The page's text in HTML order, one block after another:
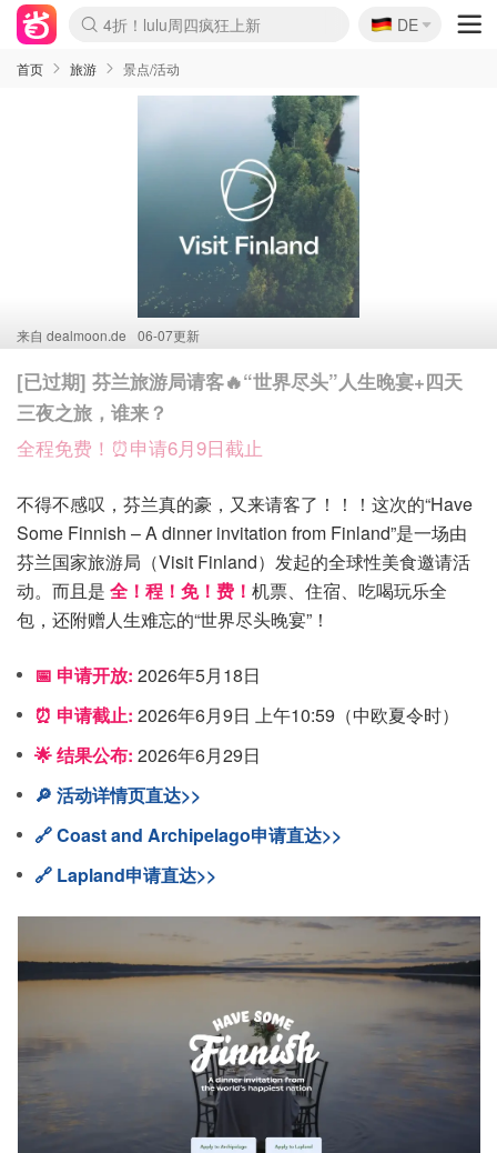
Boticinal 夏促开抢！
4折！lulu周四疯狂上新
还没结束！&OtherStories大促
Joybuy变相75折 随时失效
速领！Stanley独家85折
疑似霸哥！Camper额外叠85折
Zalando 奥莱闪促！每日更新
Moncler反季囤！5折起+叠9折
Coach Brooklyn仅€192
🇩🇪
DE
首页 旅游 景点/活动
来自 dealmoon.de 06-07更新
[已过期] 芬兰旅游局请客🔥“世界尽头”人生晚宴+四天
三夜之旅，谁来？
全程免费！⏰申请6月9日截止
不得不感叹，芬兰真的豪，又来请客了！！！这次的“Have
Some Finnish – A dinner invitation from Finland”是一场由
芬兰国家旅游局（Visit Finland）发起的全球性美食邀请活
动。而且是 全！程！免！费！ 机票、住宿、吃喝玩乐全
包，还附赠人生难忘的“世界尽头晚宴”！
📅 申请开放: 2026年5月18日
⏰ 申请截止: 2026年6月9日 上午10:59（中欧夏令时）
🌟 结果公布: 2026年6月29日
🔎 活动详情页直达>>
🔗 Coast and Archipelago申请直达>>
🔗 Lapland申请直达>>